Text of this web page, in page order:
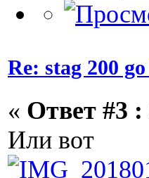
Re: stag 200
« Ответ #3 :
Или вот